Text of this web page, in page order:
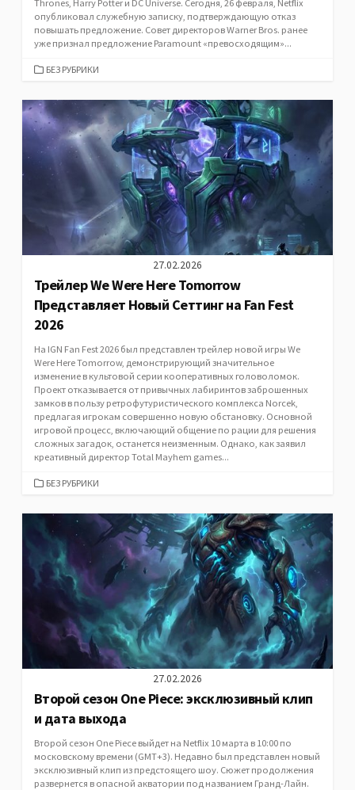
Thrones, Harry Potter и DC Universe. Сегодня, 26 февраля, Netflix
опубликовал служебную записку, подтверждающую отказ
повышать предложение. Совет директоров Warner Bros. ранее
уже признал предложение Paramount «превосходящим»...
CATEGORIES
БЕЗ РУБРИКИ
27.02.2026
Трейлер We Were Here Tomorrow
Представляет Новый Сеттинг на Fan Fest
2026
На IGN Fan Fest 2026 был представлен трейлер новой игры We
Were Here Tomorrow, демонстрирующий значительное
изменение в культовой серии кооперативных головоломок.
Проект отказывается от привычных лабиринтов заброшенных
замков в пользу ретрофутуристического комплекса Norcek,
предлагая игрокам совершенно новую обстановку. Основной
игровой процесс, включающий общение по рации для решения
сложных загадок, останется неизменным. Однако, как заявил
креативный директор Total Mayhem games...
CATEGORIES
БЕЗ РУБРИКИ
27.02.2026
Второй сезон One Piece: эксклюзивный клип
и дата выхода
Второй сезон One Piece выйдет на Netflix 10 марта в 10:00 по
московскому времени (GMT+3). Недавно был представлен новый
эксклюзивный клип из предстоящего шоу. Сюжет продолжения
развернется в опасной акватории под названием Гранд-Лайн.